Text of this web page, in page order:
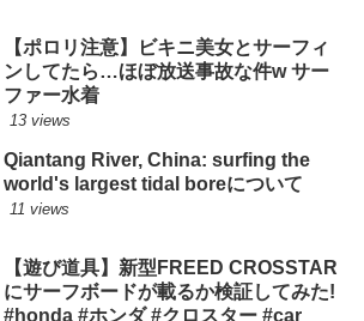
【ポロリ注意】ビキニ美女とサーフィ
ンしてたら…ほぼ放送事故な件w サー
ファー水着
13 views
Qiantang River, China: surfing the
world's largest tidal boreについて
11 views
【遊び道具】新型FREED CROSSTAR
にサーフボードが載るか検証してみた!
#honda #ホンダ #クロスター #car